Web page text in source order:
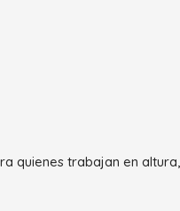
quienes trabajan en